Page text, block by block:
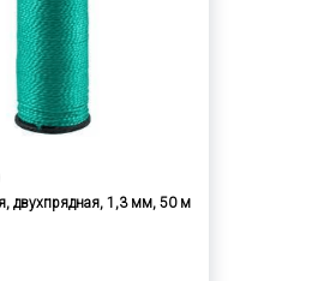
двухпрядная, 1,3 мм, 50 м